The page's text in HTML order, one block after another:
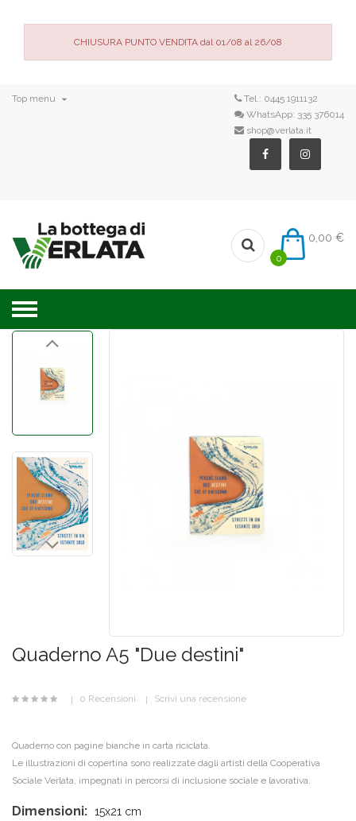
CHIUSURA PUNTO VENDITA dal 01/08 al 26/08
Top menu  Tel.: 0445 1911132
WhatsApp: 335 376014
shop@verlata.it
0,00 €
0
Quaderno A5 "Due destini"
0 Recensioni Scrivi una recensione
Quaderno con pagine bianche in carta riciclata.
Le illustrazioni di copertina sono realizzate dagli artisti della Cooperativa
Sociale Verlata, impegnati in percorsi di inclusione sociale e lavorativa.
Dimensioni: 15x21 cm